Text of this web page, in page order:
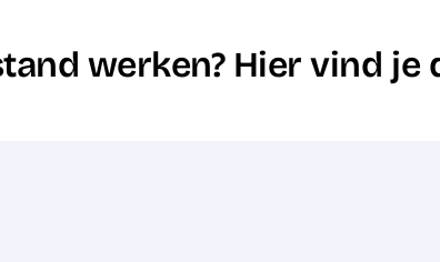
werken? Hier vind je